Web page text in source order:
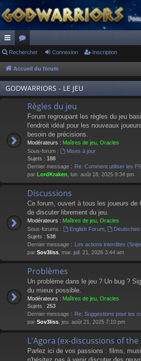
ac
co
ur
ci
or
u
m
s
Rechercher Connexion Inscription
Accueil du forum
GODWARRIORS - LE JEU
Règles du jeu
Forum regroupant les règles du jeu
l'endroit idéal pour les nouveaux
besoin de précisions.
Modérateurs : Maîtres de jeu Oracles
Sous-forum :
Mises à jour
Sujets : 188
Dernier message : Re: Comment utiliser les
par LordKraken , lun. août 18, 2025 9:34 pm
Discussions
Ce forum, ouvert à tous les joueurs de
de discuter librement du jeu.
Modérateurs : Maîtres de jeu Oracles
Sous-forums :
English Forum,
Sujets : 538
Dernier message : Les actions interdites
par Sov3liss , mar. juil. 21, 2026 3:44 am
Problèmes
Un problème dans le jeu ? Un bug ?
du mieux possible.
Modérateurs : Maîtres de jeu Oracles
Sujets : 253
Dernier message : Re: Suggestions pour les
par Sov3liss , jeu. août 21, 2025 7:10 pm
L'Agora (ex-discussions of the
Parlez ici de vos passions : films,